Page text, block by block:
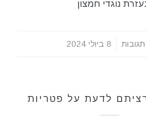
נוגדי חמצון
8 ביולי 2024
לדעת על פטריות